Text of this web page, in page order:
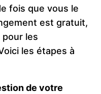
fois que vous le
est gratuit,
pour les
les étapes à
de votre